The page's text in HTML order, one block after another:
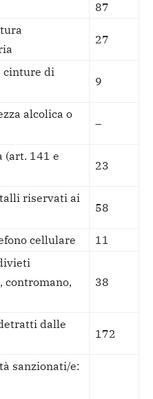
87
27
cinture di
9
alcolica o
–
(art. 141 e
23
riservati ai
58
cellulare
11
contromano,
38
dalle
172
sanzionati/e: